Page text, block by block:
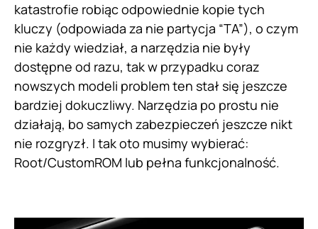
katastrofie robiąc odpowiednie kopie tych
kluczy (odpowiada za nie partycja “TA”), o czym
nie każdy wiedział, a narzędzia nie były
dostępne od razu, tak w przypadku coraz
nowszych modeli problem ten stał się jeszcze
bardziej dokuczliwy. Narzędzia po prostu nie
działają, bo samych zabezpieczeń jeszcze nikt
nie rozgryzł. I tak oto musimy wybierać:
Root/CustomROM lub pełna funkcjonalność.